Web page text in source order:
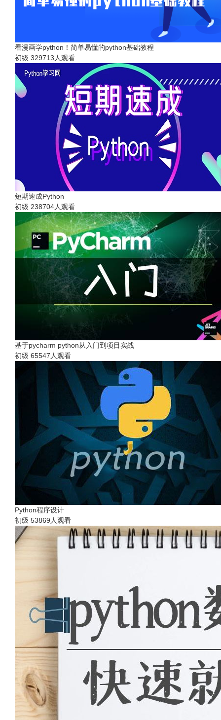
看漫画学python！简单易懂的python基础教程
初级 329713人观看
短期速成Python
初级 238704人观看
基于pycharm python从入门到项目实战
初级 65547人观看
Python程序设计
初级 53869人观看